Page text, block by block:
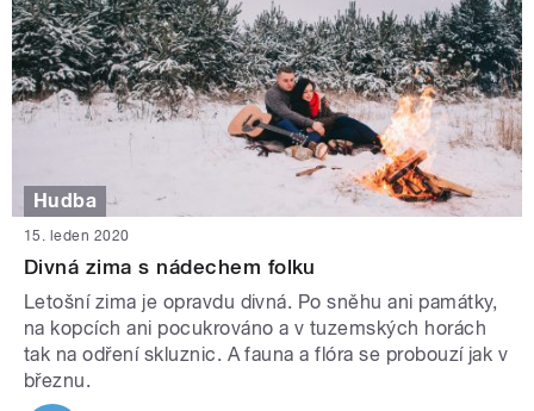
Hudba
15. leden 2020
Divná zima s nádechem folku
Letošní zima je opravdu divná. Po sněhu ani památky,
na kopcích ani pocukrováno a v tuzemských horách
tak na odření skluznic. A fauna a flóra se probouzí jak v
březnu.